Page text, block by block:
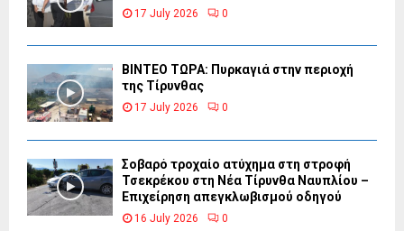
17 July 2026 0
ΒΙΝΤΕΟ ΤΩΡΑ: Πυρκαγιά στην περιοχή
της Τίρυνθας
17 July 2026 0
Σοβαρό τροχαίο ατύχημα στη στροφή
Τσεκρέκου στη Νέα Τίρυνθα Ναυπλίου –
Επιχείρηση απεγκλωβισμού οδηγού
16 July 2026 0